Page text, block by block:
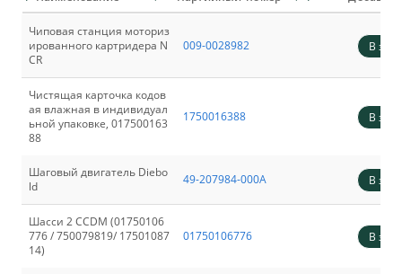
UPS (источник бесперебойного питания)
Купюроприемники для терминалов и ЗИП
Клавиатуры для банкоматов (EPP)
Чиповая станция моториз
ированного картридера N
CR
009-0028982 В
Чистящая карточка кодов
ая влажная в индивидуал
ьной упаковке, 017500163
88
1750016388 В
Шаговый двигатель Diebo
ld
49-207984-000A В
Шасси 2 ССDM (01750106
776 / 750079819/ 17501087
14)
01750106776 В